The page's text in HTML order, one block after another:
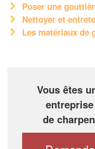
Poser une
Nettoyer et
Les matériaux de
Vous êtes
de